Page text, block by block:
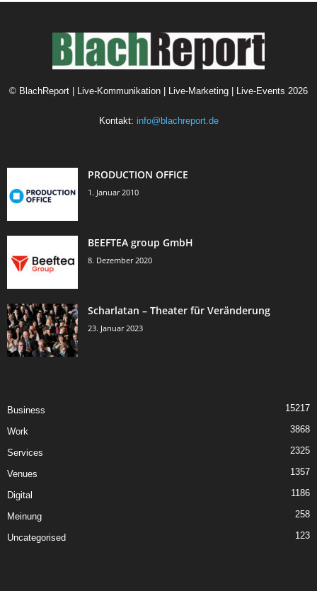
© BlachReport | Live-Kommunikation | Live-Marketing | Live-Events 2026
Kontakt: info@blachreport.de
PRODUCTION OFFICE
1. Januar 2010
BEEFTEA group GmbH
8. Dezember 2020
Scharlatan – Theater für Veränderung
23. Januar 2023
Business 15217
Work 3868
Services 2325
Venues 1357
Digital 1186
Meinung 258
Uncategorised 123